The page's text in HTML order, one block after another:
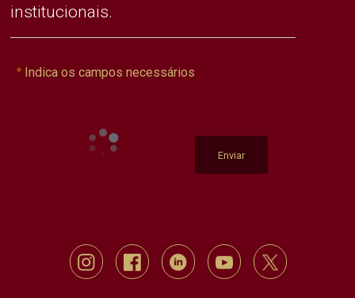
institucionais.
Indica os campos necessários
Enviar